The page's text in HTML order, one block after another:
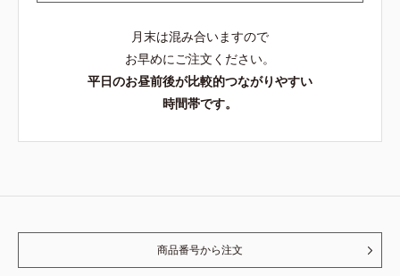
月末は混み合いますので
お早めにご注文ください。
平日のお昼前後が比較的つながりやすい
時間帯です。
商品番号から注文